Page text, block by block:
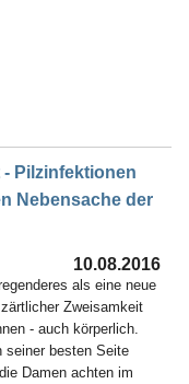
Pilzinfektionen
Nebensache der
10.08.2016
als eine neue
zärtlicher Zweisamkeit
- auch körperlich.
seiner besten Seite
Damen achten im